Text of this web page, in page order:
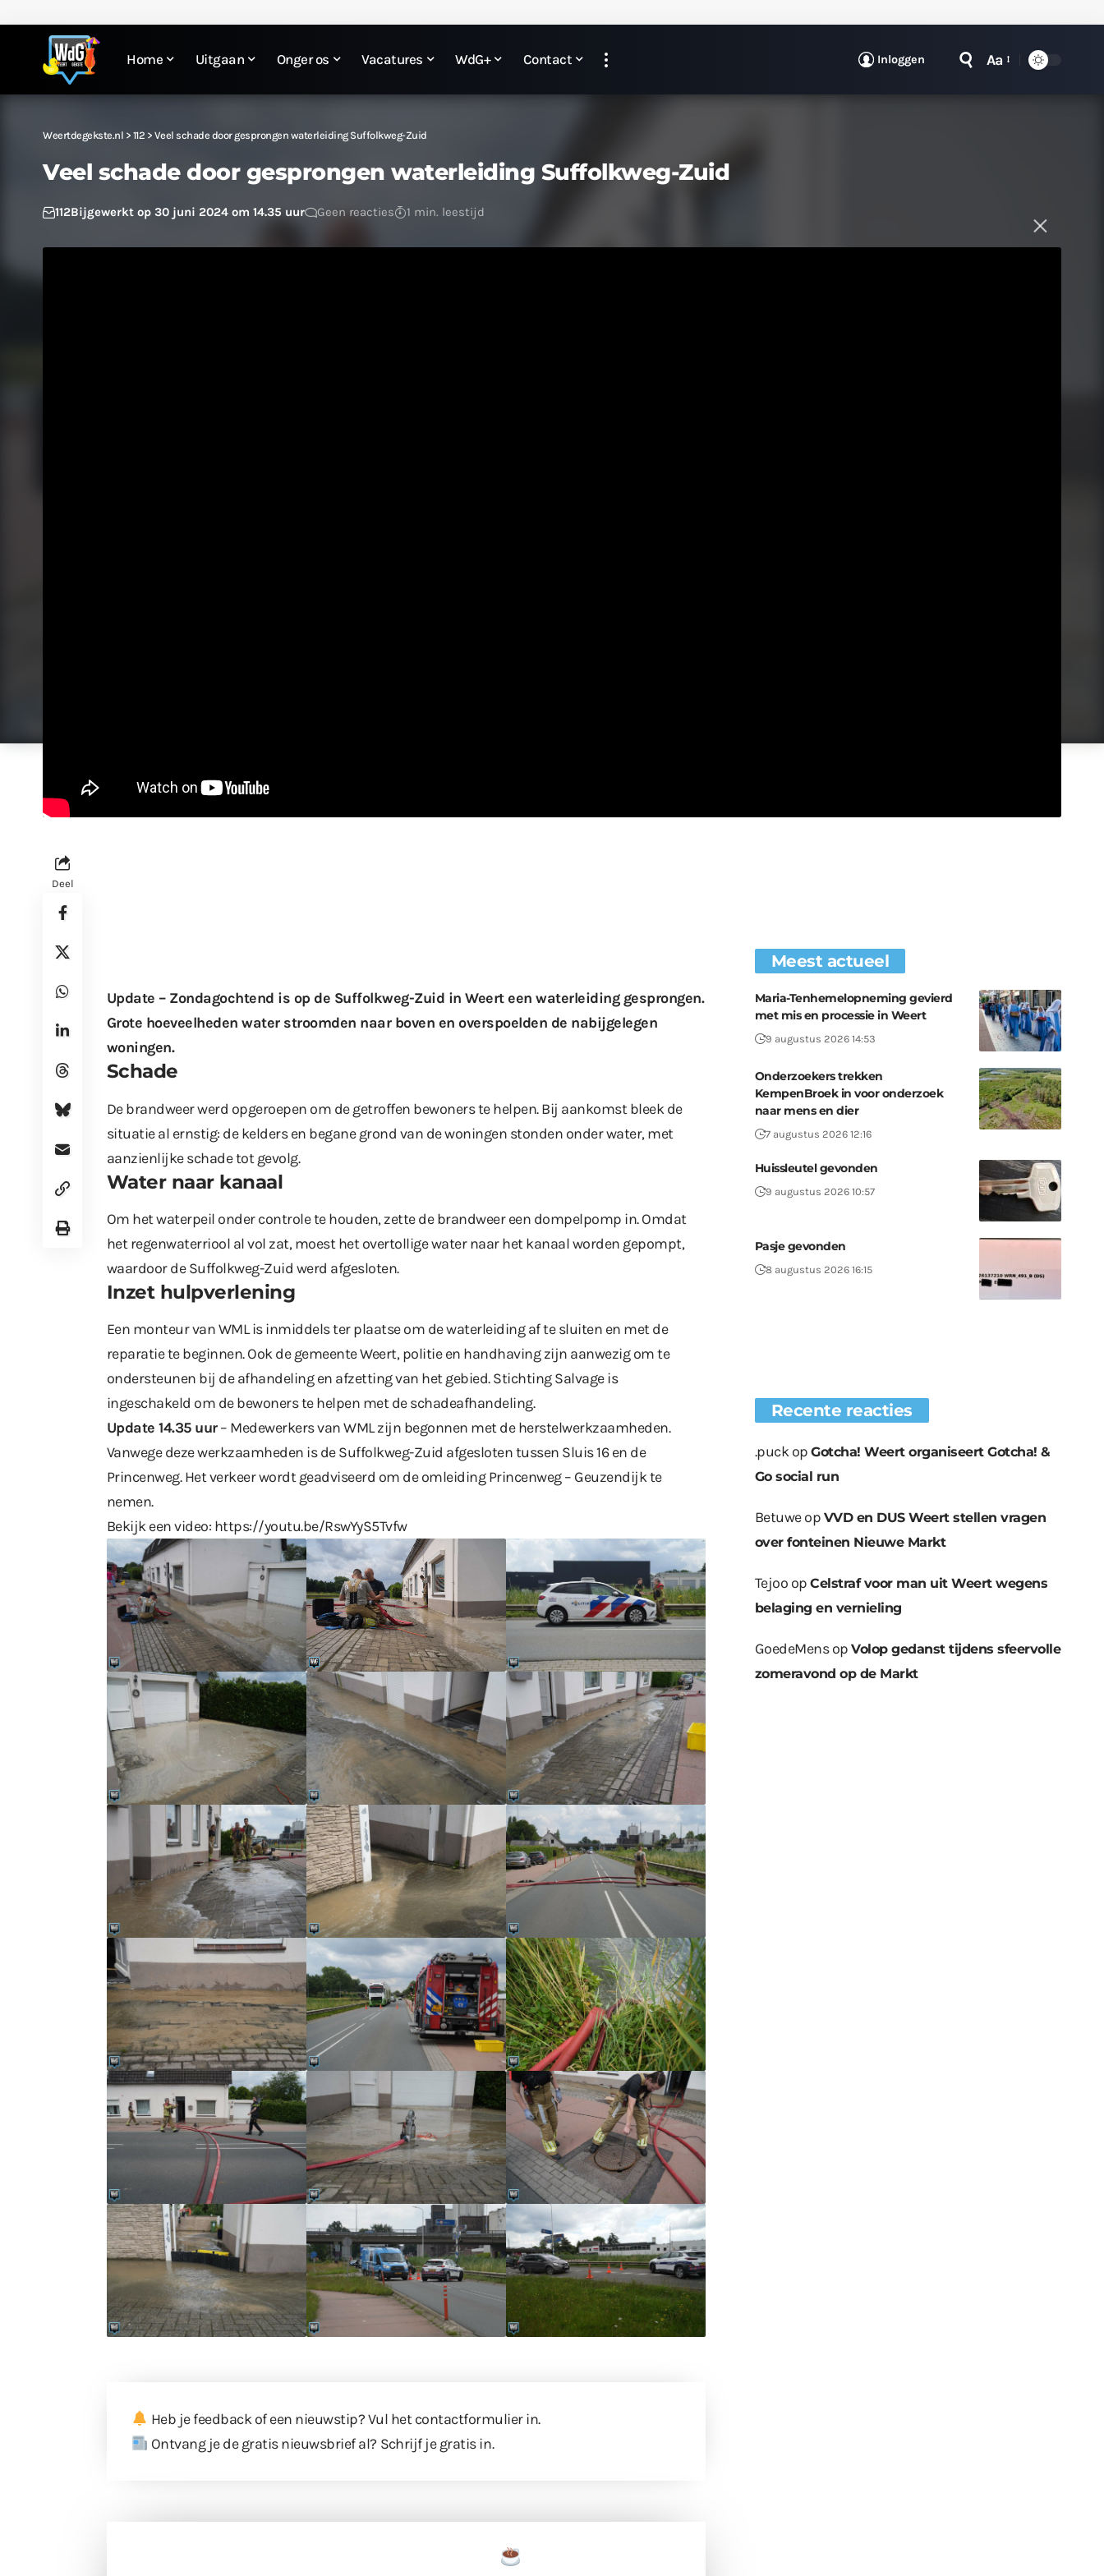
Home Uitgaan Onger os Vacatures WdG+ Contact Inloggen Aa
Weertdegekste.nl > 112 > Veel schade door gesprongen waterleiding Suffolkweg-Zuid
Veel schade door gesprongen waterleiding Suffolkweg-Zuid
112Bijgewerkt op 30 juni 2024 om 14.35 uur Geen reacties 1 min. leestijd
Deel
Update – Zondagochtend is op de Suffolkweg-Zuid in Weert een waterleiding gesprongen.
Grote hoeveelheden water stroomden naar boven en overspoelden de nabijgelegen
woningen.
Schade
De brandweer werd opgeroepen om de getroffen bewoners te helpen. Bij aankomst bleek de
situatie al ernstig: de kelders en begane grond van de woningen stonden onder water, met
aanzienlijke schade tot gevolg.
Water naar kanaal
Om het waterpeil onder controle te houden, zette de brandweer een dompelpomp in. Omdat
het regenwaterriool al vol zat, moest het overtollige water naar het kanaal worden gepompt,
waardoor de Suffolkweg-Zuid werd afgesloten.
Inzet hulpverlening
Een monteur van WML is inmiddels ter plaatse om de waterleiding af te sluiten en met de
reparatie te beginnen. Ook de gemeente Weert, politie en handhaving zijn aanwezig om te
ondersteunen bij de afhandeling en afzetting van het gebied. Stichting Salvage is
ingeschakeld om de bewoners te helpen met de schadeafhandeling.
Update 14.35 uur– Medewerkers van WML zijn begonnen met de herstelwerkzaamheden.
Vanwege deze werkzaamheden is de Suffolkweg-Zuid afgesloten tussen Sluis 16 en de
Princenweg. Het verkeer wordt geadviseerd om de omleiding Princenweg – Geuzendijk te
nemen.
Bekijk een video: https://youtu.be/RswYyS5Tvfw
Heb je feedback of een nieuwstip? Vul het contactformulierin.
Ontvang je de gratis nieuwsbrief al? Schrijf je gratis in.
Meest actueel
Maria-Tenhemelopneming gevierd
met mis en processie in Weert
9 augustus 2026 14:53
Onderzoekers trekken
KempenBroek in voor onderzoek
naar mens en dier
7 augustus 2026 12:16
Huissleutel gevonden
9 augustus 2026 10:57
Pasje gevonden
8 augustus 2026 16:15
Recente reacties
.puckopGotcha! Weert organiseert Gotcha! &
Go social run
Betuweop VVD en DUS Weert stellen vragen
over fonteinen Nieuwe Markt
Tejoo opCelstraf voor man uit Weert wegens
belaging en vernieling
GoedeMensopVolop gedanst tijdens sfeervolle
zomeravond op de Markt